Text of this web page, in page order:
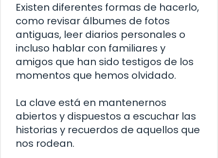
Existen diferentes formas de hacerlo,
como revisar álbumes de fotos
antiguas, leer diarios personales o
incluso hablar con familiares y
amigos que han sido testigos de los
momentos que hemos olvidado.
La clave está en mantenernos
abiertos y dispuestos a escuchar las
historias y recuerdos de aquellos que
nos rodean.